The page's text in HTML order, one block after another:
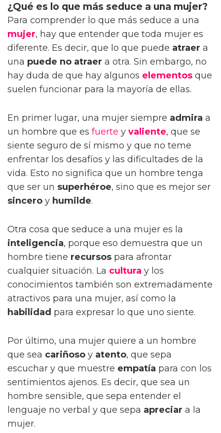
¿Qué es lo que más seduce a una mujer?
Para comprender lo que más seduce a una
mujer, hay que entender que toda mujer es
diferente. Es decir, que lo que puede atraer a
una puede no atraer a otra. Sin embargo, no
hay duda de que hay algunos elementos que
suelen funcionar para la mayoría de ellas.
En primer lugar, una mujer siempre admira a
un hombre que es fuerte y valiente, que se
siente seguro de sí mismo y que no teme
enfrentar los desafíos y las dificultades de la
vida. Esto no significa que un hombre tenga
que ser un superhéroe, sino que es mejor ser
sincero y humilde.
Otra cosa que seduce a una mujer es la
inteligencia, porque eso demuestra que un
hombre tiene recursos para afrontar
cualquier situación. La cultura y los
conocimientos también son extremadamente
atractivos para una mujer, así como la
habilidad para expresar lo que uno siente.
Por último, una mujer quiere a un hombre
que sea cariñoso y atento, que sepa
escuchar y que muestre empatía para con los
sentimientos ajenos. Es decir, que sea un
hombre sensible, que sepa entender el
lenguaje no verbal y que sepa apreciar a la
mujer.